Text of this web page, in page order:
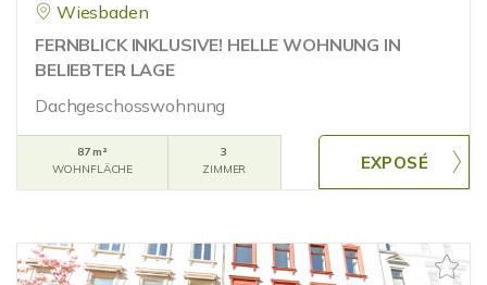
Wiesbaden
FERNBLICK INKLUSIVE! HELLE WOHNUNG IN
BELIEBTER LAGE
Dachgeschosswohnung
87 m²
WOHNFLÄCHE
3
ZIMMER